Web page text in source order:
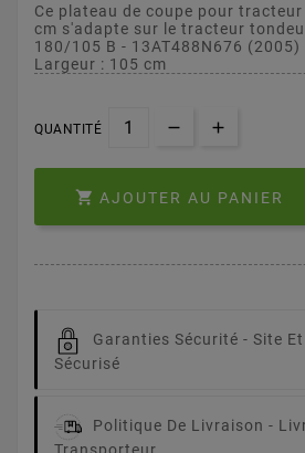
Ce plateau de coupe pour
cm s'adapte sur le tracteur
180/105 B - 13AT488N676 (2005)
Largeur : 105 cm
QUANTITÉ
 AJOUTER AU PANIER
Garanties Sécurité - Site
Sécurisé
Politique De Livraison -
Transporteur